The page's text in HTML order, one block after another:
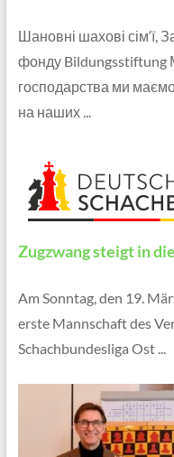
Шановні шахові сім‘ї,
фонду Bildungsstiftung
господарства ми
на наших ...
Zugzwang steigt in
Am Sonntag, den 19.
erste Mannschaft des
Schachbundesliga Ost ...